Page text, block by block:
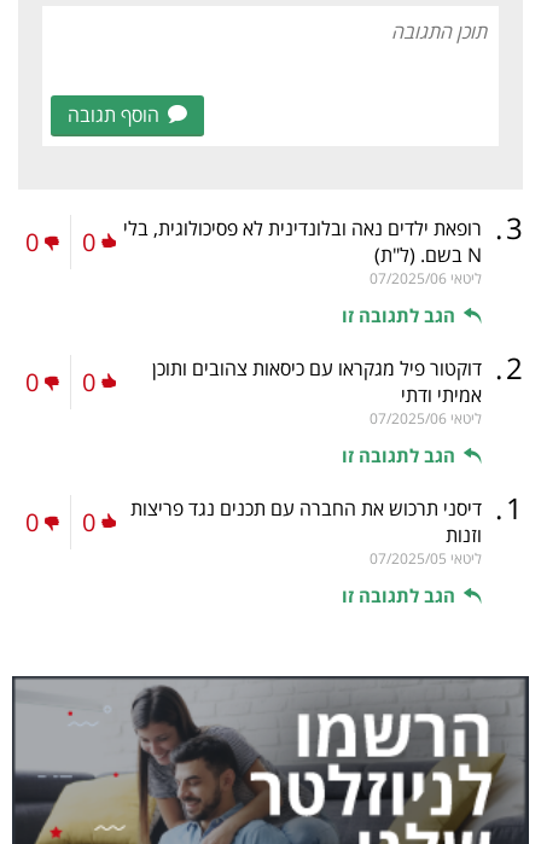
הוסף תגובה
3
. רופאת ילדים נאה ובלונדינית לא פסיכולוגית, בלי
N בשם.
(ל"ת)
ליטאי 07/2025/06
הגב לתגובה זו
0
0
2
. דוקטור פיל מגקראו עם כיסאות צהובים ותוכן
אמיתי ודתי
ליטאי 07/2025/06
הגב לתגובה זו
0
0
1
. דיסני תרכוש את החברה עם תכנים נגד פריצות
וזנות
ליטאי 07/2025/05
הגב לתגובה זו
0
0